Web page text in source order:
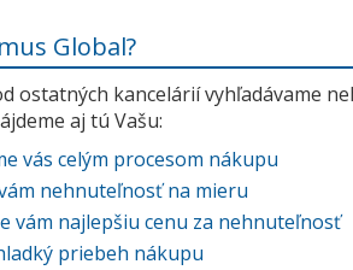
Global?
ostatných kancelárií vyhľadávame
aj tú Vašu:
vás celým procesom nákupu
nehnuteľnosť na mieru
vám najlepšiu cenu za nehnuteľnosť
priebeh nákupu